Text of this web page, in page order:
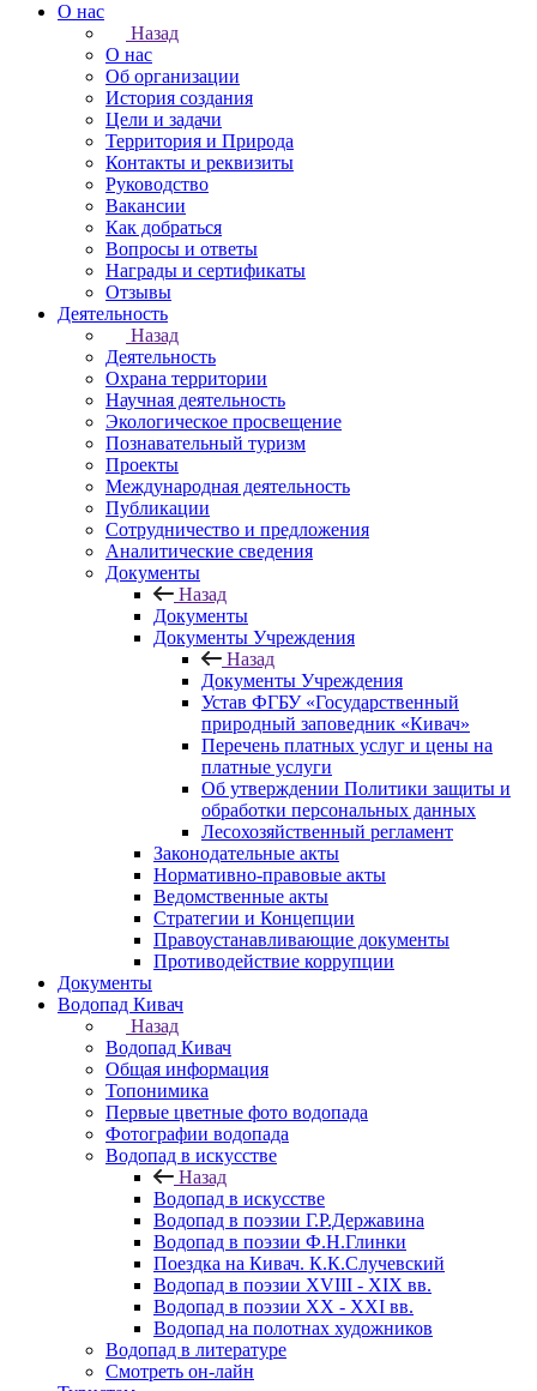
О нас
Назад
О нас
Об организации
История создания
Цели и задачи
Территория и Природа
Контакты и реквизиты
Руководство
Вакансии
Как добраться
Вопросы и ответы
Награды и сертификаты
Отзывы
Деятельность
Назад
Деятельность
Охрана территории
Научная деятельность
Экологическое просвещение
Познавательный туризм
Проекты
Международная деятельность
Публикации
Сотрудничество и предложения
Аналитические сведения
Документы
Назад
Документы
Документы Учреждения
Назад
Документы Учреждения
Устав ФГБУ «Государственный
природный заповедник «Кивач»
Перечень платных услуг и цены на
платные услуги
Об утверждении Политики защиты и
обработки персональных данных
Лесохозяйственный регламент
Законодательные акты
Нормативно-правовые акты
Ведомственные акты
Стратегии и Концепции
Правоустанавливающие документы
Противодействие коррупции
Документы
Водопад Кивач
Назад
Водопад Кивач
Общая информация
Топонимика
Первые цветные фото водопада
Фотографии водопада
Водопад в искусстве
Назад
Водопад в искусстве
Водопад в поэзии Г.Р.Державина
Водопад в поэзии Ф.Н.Глинки
Поездка на Кивач. К.К.Случевский
Водопад в поэзии XVIII - XIX вв.
Водопад в поэзии XX - XXI вв.
Водопад на полотнах художников
Водопад в литературе
Смотреть он-лайн